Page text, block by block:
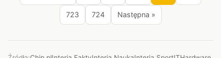
723 724 Następna »